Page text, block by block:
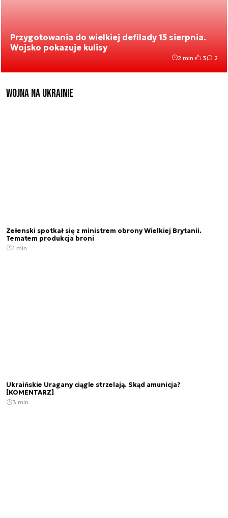
Przygotowania do wielkiej defilady 15 sierpnia.
Wojsko pokazuje kulisy
2 min. 3 2
Wojna na Ukrainie
Zełenski spotkał się z ministrem obrony Wielkiej Brytanii.
Tematem produkcja broni
1 min.
Ukraińskie Uragany ciągle strzelają. Skąd amunicja?
[KOMENTARZ]
3 min.